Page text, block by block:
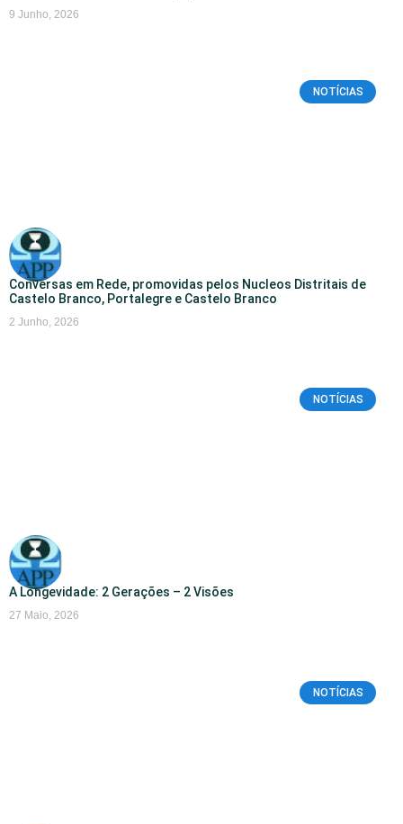
9 Junho, 2026
NOTÍCIAS
Conversas em Rede, promovidas pelos Nucleos Distritais de
Castelo Branco, Portalegre e Castelo Branco
2 Junho, 2026
NOTÍCIAS
A Longevidade: 2 Gerações – 2 Visões
27 Maio, 2026
NOTÍCIAS